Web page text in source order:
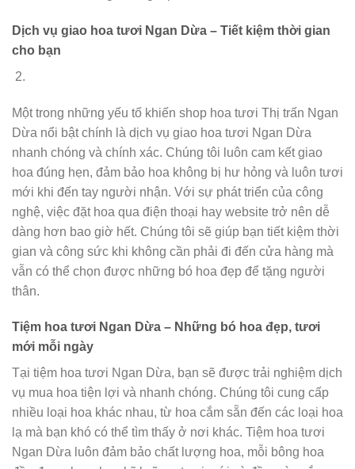
Dịch vụ giao hoa tươi Ngan Dừa – Tiết kiệm thời gian
cho bạn
Một trong những yếu tố khiến shop hoa tươi Thị trấn Ngan
Dừa nổi bật chính là dịch vụ giao hoa tươi Ngan Dừa
nhanh chóng và chính xác. Chúng tôi luôn cam kết giao
hoa đúng hẹn, đảm bảo hoa không bị hư hỏng và luôn tươi
mới khi đến tay người nhận. Với sự phát triển của công
nghệ, việc đặt hoa qua điện thoại hay website trở nên dễ
dàng hơn bao giờ hết. Chúng tôi sẽ giúp bạn tiết kiệm thời
gian và công sức khi không cần phải đi đến cửa hàng mà
vẫn có thể chọn được những bó hoa đẹp để tặng người
thân.
Tiệm hoa tươi Ngan Dừa – Những bó hoa đẹp, tươi
mới mỗi ngày
Tại tiệm hoa tươi Ngan Dừa, bạn sẽ được trải nghiệm dịch
vụ mua hoa tiện lợi và nhanh chóng. Chúng tôi cung cấp
nhiều loại hoa khác nhau, từ hoa cắm sẵn đến các loại hoa
lạ mà bạn khó có thể tìm thấy ở nơi khác. Tiệm hoa tươi
Ngan Dừa luôn đảm bảo chất lượng hoa, mỗi bông hoa